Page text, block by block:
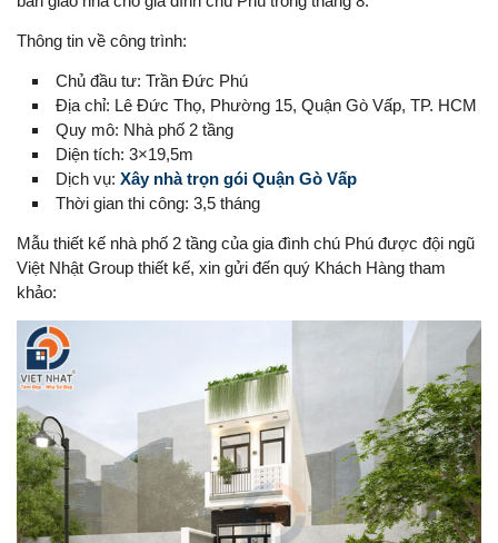
Thông tin về công trình:
Chủ đầu tư: Trần Đức Phú
Địa chỉ: Lê Đức Thọ, Phường 15, Quận Gò Vấp, TP. HCM
Quy mô: Nhà phố 2 tầng
Diện tích: 3×19,5m
Dịch vụ: Xây nhà trọn gói Quận Gò Vấp
Thời gian thi công: 3,5 tháng
Mẫu thiết kế nhà phố 2 tầng của gia đình chú Phú được đội ngũ
Việt Nhật Group thiết kế, xin gửi đến quý Khách Hàng tham
khảo: